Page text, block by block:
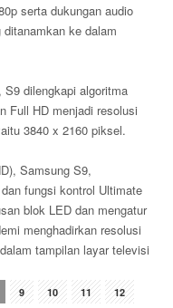
serta dukungan audio
ke dalam
dilengkapi algoritma
Full HD menjadi resolusi
3840 x 2160 piksel.
Samsung S9,
fungsi kontrol Ultimate
blok LED dan mengatur
menghadirkan resolusi
tampilan layar televisi
9 10 11
12